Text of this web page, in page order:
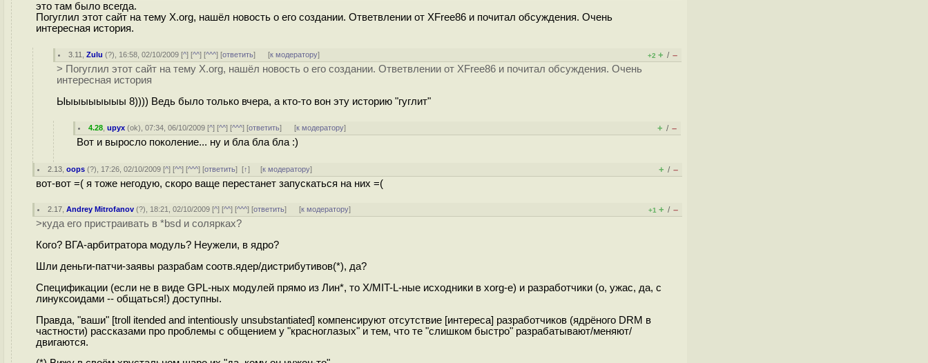
это там было всегда.
Погуглил этот сайт на тему X.org, нашёл новость о его создании. Ответвлении от XFree86 и почитал обсуждения. Очень
интересная история.
3.11 ,Zulu (?), 16:58, 02/10/2009 [^] [^^] [^^^] [ответить] [к модератору] +2 + / –
> Погуглил этот сайт на тему X.org, нашёл новость о его создании. Ответвлении от XFree86 и почитал обсуждения. Очень
интересная история
Ыыыыыыыыы 8)))) Ведь было только вчера, а кто-то вон эту историю "гуглит"
4.28 ,upyx (ok), 07:34, 06/10/2009 [^] [^^] [^^^] [ответить] [к модератору] + / –
Вот и выросло поколение... ну и бла бла бла :)
2.13 ,oops (?), 17:26, 02/10/2009 [^] [^^] [^^^] [ответить][↑] [к модератору] + / –
вот-вот =( я тоже негодую, скоро ваще перестанет запускаться на них =(
2.17 ,Andrey Mitrofanov (?), 18:21, 02/10/2009 [^] [^^] [^^^] [ответить] [к модератору] +1 + / –
>куда его пристраивать в *bsd и солярках?
Кого? ВГА-арбитратора модуль? Неужели, в ядро?
Шли деньги-патчи-заявы разрабам соотв.ядер/дистрибутивов(*), да?
Спецификации (если не в виде GPL-ных модулей прямо из Лин*, то X/MIT-L-ные исходники в xorg-е) и разработчики (о, ужас, да, с
линуксоидами -- общаться!) доступны.
Правда, "ваши" [troll itended and intentiously unsubstantiated] компенсируют отсутствие [интереса] разработчиков (ядрёного DRM в
частности) рассказами про проблемы с общением у "красноглазых" и тем, что те "слишком быстро" разрабатывают/меняют/
двигаются.